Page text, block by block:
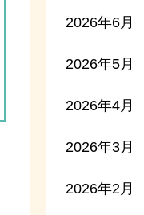
2026年6月
2026年5月
2026年4月
2026年3月
2026年2月